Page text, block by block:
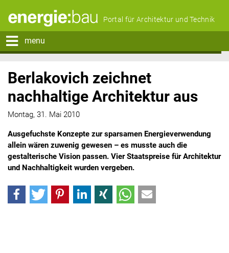
Portal für Architektur und Technik
menu
Berlakovich zeichnet
nachhaltige Architektur aus
Montag, 31. Mai 2010
Ausgefuchste Konzepte zur sparsamen Energieverwendung
allein wären zuwenig gewesen – es musste auch die
gestalterische Vision passen. Vier Staatspreise für Architektur
und Nachhaltigkeit wurden vergeben.